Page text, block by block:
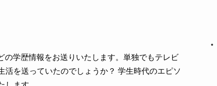
の学歴情報をお送りいたします。単独でもテレビ
活を送っていたのでしょうか？ 学生時代のエピソ